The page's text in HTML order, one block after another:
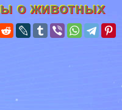
о животных